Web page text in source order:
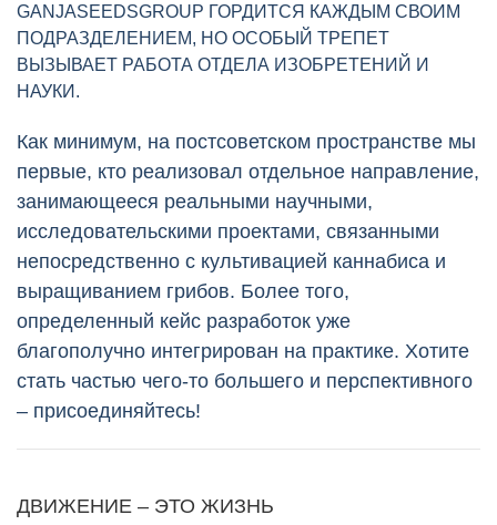
GANJASEEDSGROUP ГОРДИТСЯ КАЖДЫМ СВОИМ
ПОДРАЗДЕЛЕНИЕМ, НО ОСОБЫЙ ТРЕПЕТ
ВЫЗЫВАЕТ РАБОТА ОТДЕЛА ИЗОБРЕТЕНИЙ И
НАУКИ.
Как минимум, на постсоветском пространстве мы
первые, кто реализовал отдельное направление,
занимающееся реальными научными,
исследовательскими проектами, связанными
непосредственно с культивацией каннабиса и
выращиванием грибов. Более того,
определенный кейс разработок уже
благополучно интегрирован на практике. Хотите
стать частью чего-то большего и перспективного
– присоединяйтесь!
ДВИЖЕНИЕ – ЭТО ЖИЗНЬ